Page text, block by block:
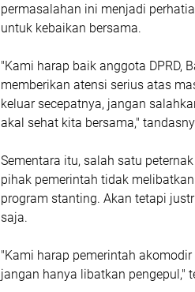
permasalahan ini menjadi
untuk kebaikan bersama.
"Kami harap baik anggota DPRD,
memberikan atensi serius atas
keluar secepatnya, jangan
akal sehat kita bersama,"
Sementara itu, salah satu
pihak pemerintah tidak
program stanting. Akan tetapi
saja.
"Kami harap pemerintah
jangan hanya libatkan pengepul,"